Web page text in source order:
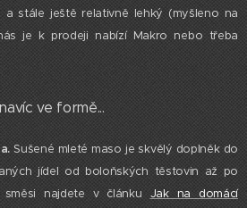
stále ještě relativně lehký (myšleno na
je k prodeji nabízí Makro nebo třeba
ve formě...
Sušené mleté maso je skvělý doplněk do
jídel od boloňských těstovin až po
najdete v článku Jak na domácí